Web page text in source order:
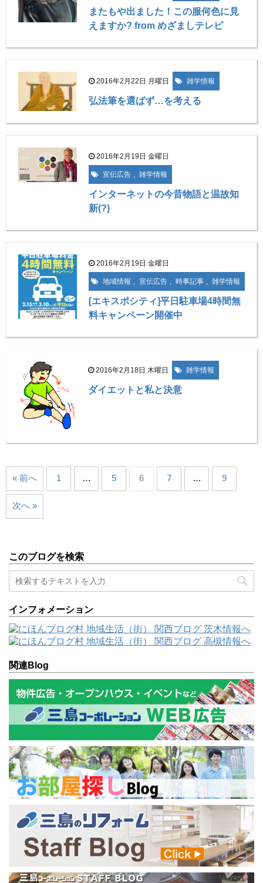
またもや出ました！この服何色に見
えますか? from めざましテレビ
2016年2月22日 月曜日 雑学情報
弘法筆を選ばず…を考える
2016年2月19日 金曜日
宣伝広告 雑学情報
インターネットの今昔物語と温故知
新(?)
2016年2月19日 金曜日
地域情報 宣伝広告 時事記事 雑学情報
[エキスポシティ]平日駐車場4時間無
料キャンペーン開催中
2016年2月18日 木曜日 雑学情報
ダイエットと私と決意
« 前へ 1 … 5 6 7 … 9
次へ »
このブログを検索
インフォメーション
関連Blog